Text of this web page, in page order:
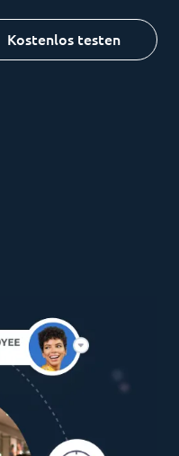
Kostenlos testen